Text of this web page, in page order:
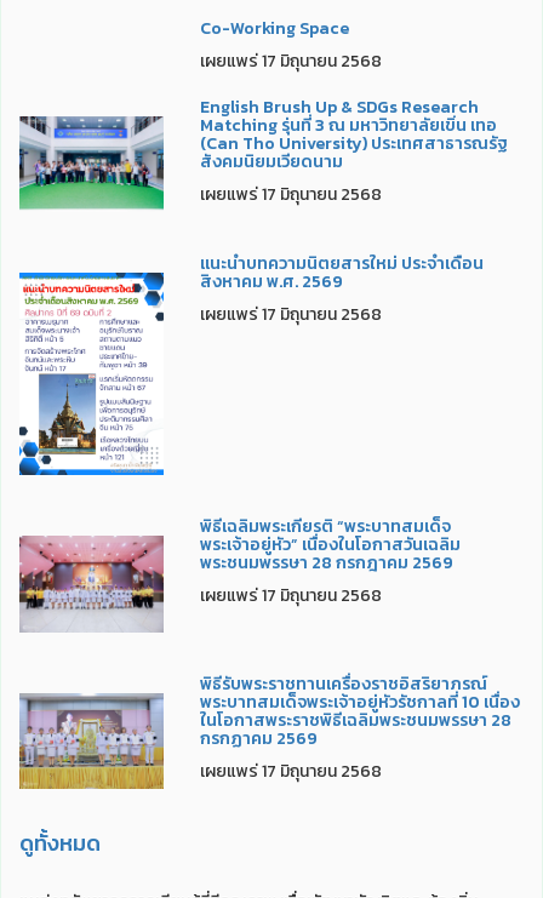
Co-Working Space
เผยแพร่ 17 มิถุนายน 2568
English Brush Up & SDGs Research
Matching รุ่นที่ 3 ณ มหาวิทยาลัยเขิ่น เทอ
(Can Tho University) ประเทศสาธารณรัฐ
สังคมนิยมเวียดนาม
เผยแพร่ 17 มิถุนายน 2568
แนะนำบทความนิตยสารใหม่ ประจำเดือน
สิงหาคม พ.ศ. 2569
เผยแพร่ 17 มิถุนายน 2568
พิธีเฉลิมพระเกียรติ “พระบาทสมเด็จ
พระเจ้าอยู่หัว” เนื่องในโอกาสวันเฉลิม
พระชนมพรรษา 28 กรกฎาคม 2569
เผยแพร่ 17 มิถุนายน 2568
พิธีรับพระราชทานเครื่องราชอิสริยาภรณ์
พระบาทสมเด็จพระเจ้าอยู่หัวรัชกาลที่ 10 เนื่อง
ในโอกาสพระราชพิธีเฉลิมพระชนมพรรษา 28
กรกฏาคม 2569
เผยแพร่ 17 มิถุนายน 2568
ดูทั้งหมด